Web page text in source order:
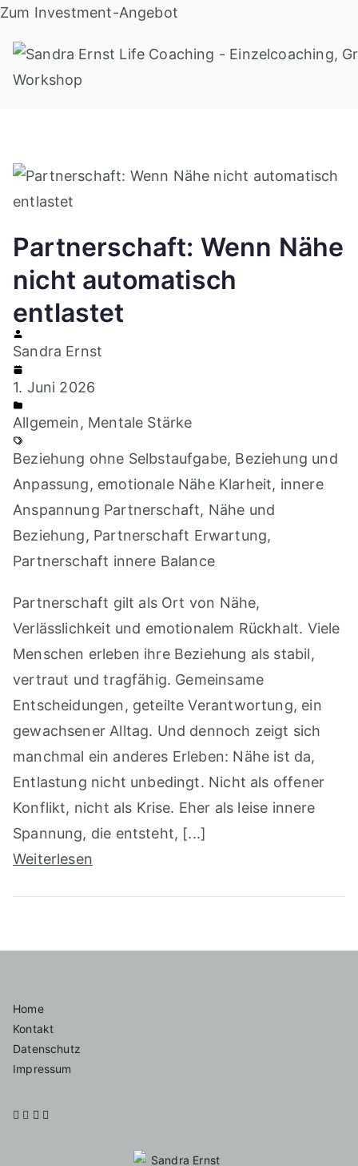
Zum
springen
Zum Investment-Angebot
Partnerschaft: Wenn Nähe
nicht automatisch
entlastet
Sandra Ernst
1. Juni 2026
Allgemein, Mentale Stärke
Beziehung ohne Selbstaufgabe, Beziehung und
Anpassung, emotionale Nähe Klarheit, innere
Anspannung Partnerschaft, Nähe und
Beziehung, Partnerschaft Erwartung,
Partnerschaft innere Balance
Partnerschaft gilt als Ort von Nähe,
Verlässlichkeit und emotionalem Rückhalt. Viele
Menschen erleben ihre Beziehung als stabil,
vertraut und tragfähig. Gemeinsame
Entscheidungen, geteilte Verantwortung, ein
gewachsener Alltag. Und dennoch zeigt sich
manchmal ein anderes Erleben: Nähe ist da,
Entlastung nicht unbedingt. Nicht als offener
Konflikt, nicht als Krise. Eher als leise innere
Spannung, die entsteht, [...]
Weiterlesen
Home
Kontakt
Datenschutz
Impressum